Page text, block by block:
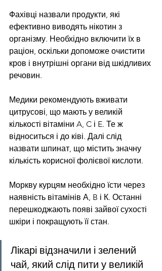
Фахівці назвали продукти, які
ефективно виводять нікотин з
організму. Необхідно включити їх в
раціон, оскільки допоможе очистити
кров і внутрішні органи від шкідливих
речовин.
Медики рекомендують вживати
цитрусові, що мають у великій
кількості вітаміни A, C і E. Те ж
відноситься і до ківі. Далі слід
назвати шпинат, що містить значну
кількість корисної фолієвої кислоти.
Моркву курцям необхідно їсти через
наявність вітамінів А, B і К. Останні
перешкоджають появі зайвої сухості
шкіри і покращують її стан.
Лікарі відзначили і зелений
чай, який слід пити у великій